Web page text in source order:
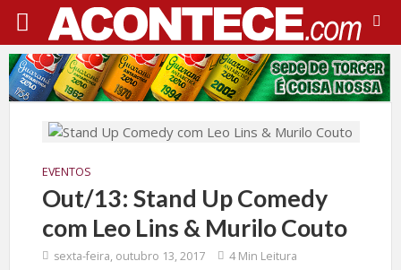
EVENTOS
Out/13: Stand Up Comedy
com Leo Lins & Murilo Couto
sexta-feira, outubro 13, 2017 4 Min Leitura